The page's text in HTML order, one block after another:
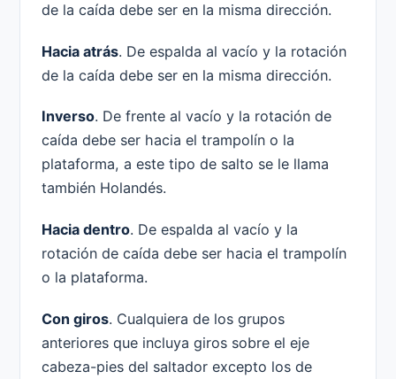
de la caída debe ser en la misma dirección.
Hacia atrás. De espalda al vacío y la rotación
de la caída debe ser en la misma dirección.
Inverso. De frente al vacío y la rotación de
caída debe ser hacia el trampolín o la
plataforma, a este tipo de salto se le llama
también Holandés.
Hacia dentro. De espalda al vacío y la
rotación de caída debe ser hacia el trampolín
o la plataforma.
Con giros. Cualquiera de los grupos
anteriores que incluya giros sobre el eje
cabeza-pies del saltador excepto los de